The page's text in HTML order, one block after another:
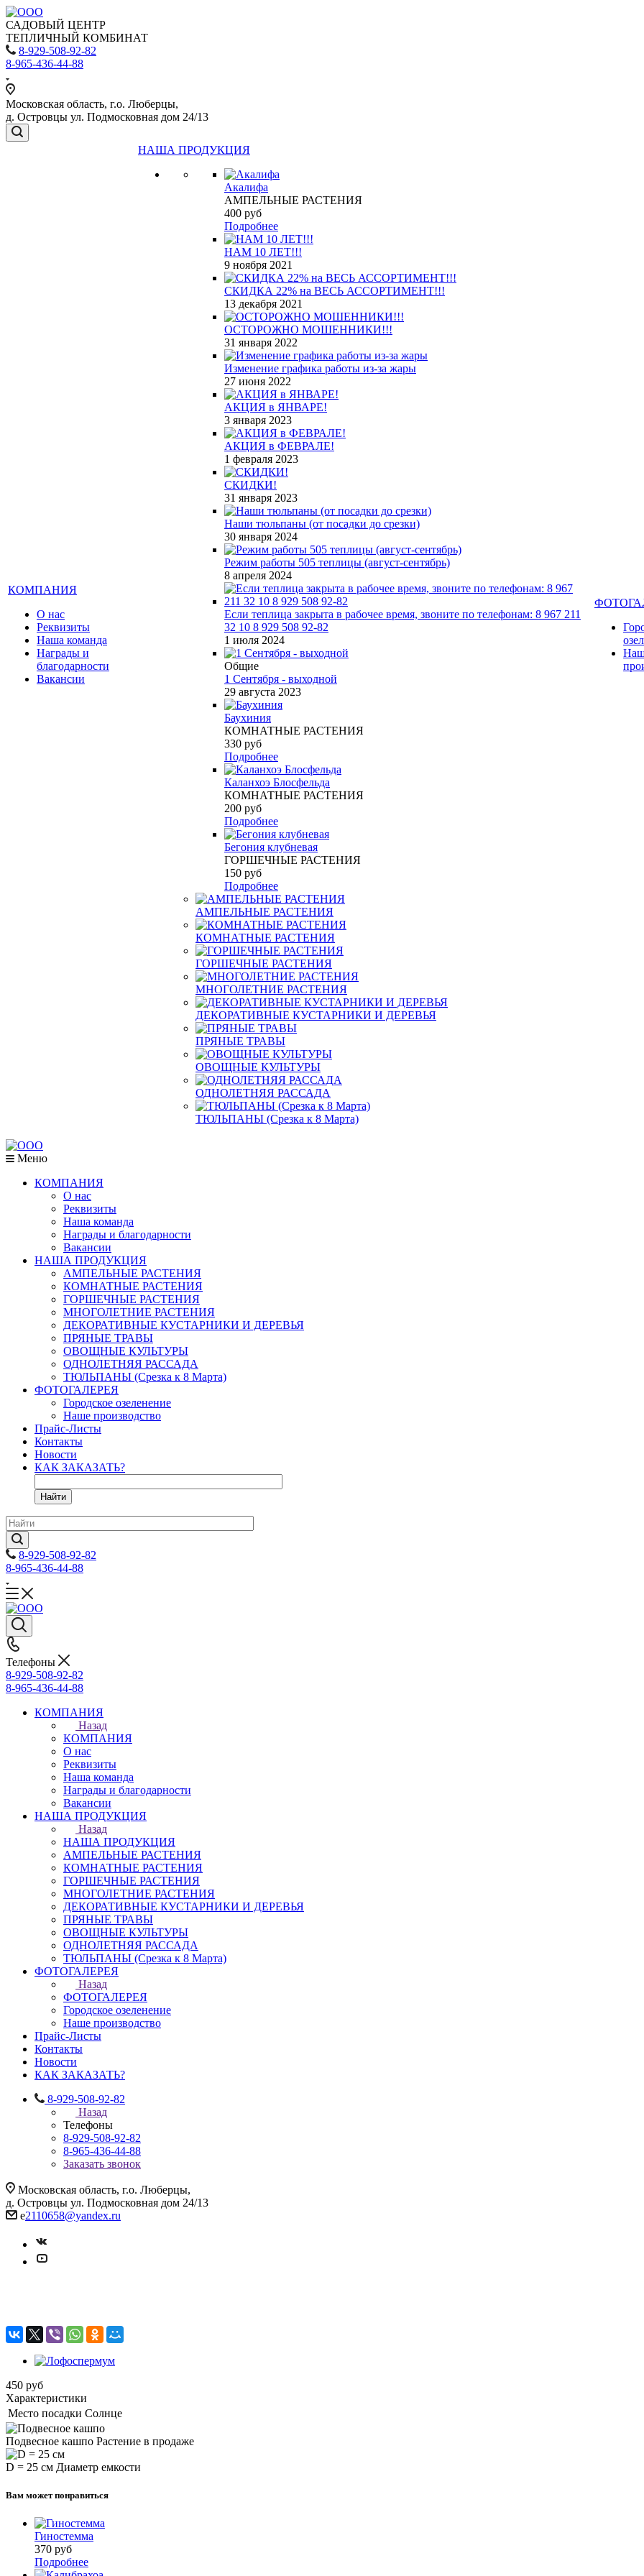
САДОВЫЙ ЦЕНТР
ТЕПЛИЧНЫЙ КОМБИНАТ
8-929-508-92-82
8-965-436-44-88
Московская область, г.о. Люберцы,
д. Островцы ул. Подмосковная дом 24/13
КОМПАНИЯ
О нас
Реквизиты
Наша команда
Награды и
благодарности
Вакансии
НАША ПРОДУКЦИЯ
Акалифа
АМПЕЛЬНЫЕ РАСТЕНИЯ
400 руб
Подробнее
НАМ 10 ЛЕТ!!!
9 ноября 2021
СКИДКА 22% на ВЕСЬ АССОРТИМЕНТ!!!
13 декабря 2021
ОСТОРОЖНО МОШЕННИКИ!!!
31 января 2022
Изменение графика работы из-за жары
27 июня 2022
АКЦИЯ в ЯНВАРЕ!
3 января 2023
АКЦИЯ в ФЕВРАЛЕ!
1 февраля 2023
СКИДКИ!
31 января 2023
Наши тюльпаны (от посадки до срезки)
30 января 2024
Режим работы 505 теплицы (август-сентябрь)
8 апреля 2024
Если теплица закрыта в рабочее время, звоните по телефонам: 8 967 211
32 10 8 929 508 92-82
1 июля 2024
Общие
1 Сентября - выходной
29 августа 2023
Баухиния
КОМНАТНЫЕ РАСТЕНИЯ
330 руб
Подробнее
Каланхоэ Блосфельда
КОМНАТНЫЕ РАСТЕНИЯ
200 руб
Подробнее
Бегония клубневая
ГОРШЕЧНЫЕ РАСТЕНИЯ
150 руб
Подробнее
АМПЕЛЬНЫЕ РАСТЕНИЯ
КОМНАТНЫЕ РАСТЕНИЯ
ГОРШЕЧНЫЕ РАСТЕНИЯ
МНОГОЛЕТНИЕ РАСТЕНИЯ
ДЕКОРАТИВНЫЕ КУСТАРНИКИ И ДЕРЕВЬЯ
ПРЯНЫЕ ТРАВЫ
ОВОЩНЫЕ КУЛЬТУРЫ
ОДНОЛЕТНЯЯ РАССАДА
ТЮЛЬПАНЫ (Срезка к 8 Марта)
Меню
КОМПАНИЯ
О нас
Реквизиты
Наша команда
Награды и благодарности
Вакансии
НАША ПРОДУКЦИЯ
АМПЕЛЬНЫЕ РАСТЕНИЯ
КОМНАТНЫЕ РАСТЕНИЯ
ГОРШЕЧНЫЕ РАСТЕНИЯ
МНОГОЛЕТНИЕ РАСТЕНИЯ
ДЕКОРАТИВНЫЕ КУСТАРНИКИ И ДЕРЕВЬЯ
ПРЯНЫЕ ТРАВЫ
ОВОЩНЫЕ КУЛЬТУРЫ
ОДНОЛЕТНЯЯ РАССАДА
ТЮЛЬПАНЫ (Срезка к 8 Марта)
ФОТОГАЛЕРЕЯ
Городское озеленение
Наше производство
Прайс-Листы
Контакты
Новости
КАК ЗАКАЗАТЬ?
Найти
8-929-508-92-82
8-965-436-44-88
Телефоны
8-929-508-92-82
8-965-436-44-88
КОМПАНИЯ
Назад
КОМПАНИЯ
О нас
Реквизиты
Наша команда
Награды и благодарности
Вакансии
НАША ПРОДУКЦИЯ
Назад
НАША ПРОДУКЦИЯ
АМПЕЛЬНЫЕ РАСТЕНИЯ
КОМНАТНЫЕ РАСТЕНИЯ
ГОРШЕЧНЫЕ РАСТЕНИЯ
МНОГОЛЕТНИЕ РАСТЕНИЯ
ДЕКОРАТИВНЫЕ КУСТАРНИКИ И ДЕРЕВЬЯ
ПРЯНЫЕ ТРАВЫ
ОВОЩНЫЕ КУЛЬТУРЫ
ОДНОЛЕТНЯЯ РАССАДА
ТЮЛЬПАНЫ (Срезка к 8 Марта)
ФОТОГАЛЕРЕЯ
Назад
ФОТОГАЛЕРЕЯ
Городское озеленение
Наше производство
Прайс-Листы
Контакты
Новости
КАК ЗАКАЗАТЬ?
8-929-508-92-82
Назад
Телефоны
8-929-508-92-82
8-965-436-44-88
Заказать звонок
Московская область, г.о. Люберцы,
д. Островцы ул. Подмосковная дом 24/13
e2110658@yandex.ru
450 руб
Характеристики
Место посадки Солнце
Подвесное кашпо Растение в продаже
D = 25 см Диаметр емкости
Вам может понравиться
Гиностемма
370 руб
Подробнее